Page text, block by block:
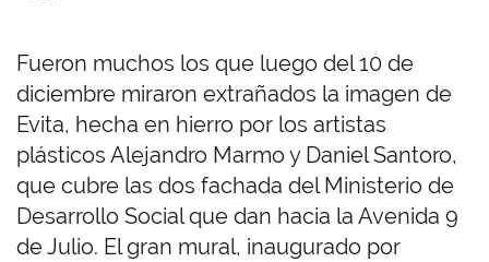
Fueron muchos los que luego del 10 de
diciembre miraron extrañados la imagen de
Evita, hecha en hierro por los artistas
plásticos Alejandro Marmo y Daniel Santoro,
que cubre las dos fachada del Ministerio de
Desarrollo Social que dan hacia la Avenida 9
de Julio. El gran mural, inaugurado por